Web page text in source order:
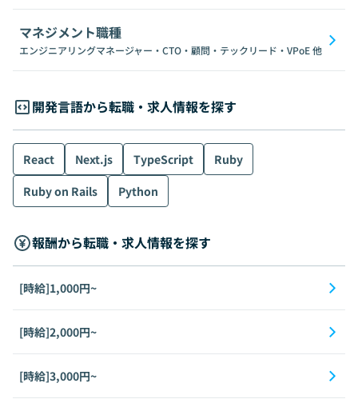
マネジメント職種
エンジニアリングマネージャー・CTO・顧問・テックリード・VPoE他
開発言語から転職・求人情報を探す
React Next.js TypeScript
Ruby
Ruby on Rails
Python
報酬から転職・求人情報を探す
[時給]1,000円~
[時給]2,000円~
[時給]3,000円~